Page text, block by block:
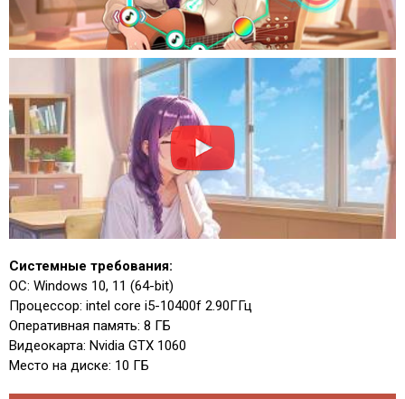
Системные требования:
ОС: Windows 10, 11 (64-bit)
Процессор: intel core i5-10400f 2.90ГГц
Оперативная память: 8 ГБ
Видеокарта: Nvidia GTX 1060
Место на диске: 10 ГБ